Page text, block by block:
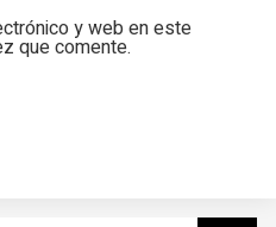
y web en este
que comente.